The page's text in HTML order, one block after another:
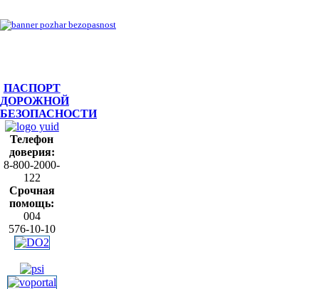
ПАСПОРТ
ДОРОЖНОЙ
БЕЗОПАСНОСТИ
Телефон
доверия:
8-800-2000-
122
Срочная
помощь:
004
576-10-10